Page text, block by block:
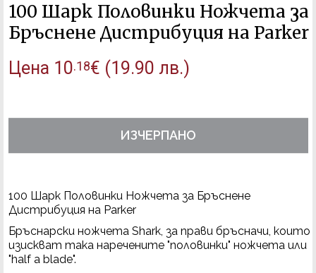
100 Шарк Половинки Ножчета за
Бръснене Дистрибуция на Parker
Цена 10.18€ (19.90 лв.)
ИЗЧЕРПАНО
100 ШаркПоловинки Ножчета за Бръснене
Дистрибуция на Parker
Бръснарски ножчета Shark, за прави бръсначи, които
изискват така наречените "половинки" ножчета или
"half a blade".